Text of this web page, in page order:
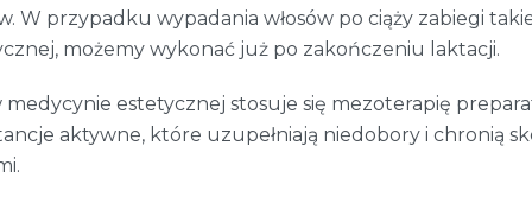
W przypadku wypadania włosów po ciąży zabiegi
możemy wykonać już po zakończeniu laktacji.
medycynie estetycznej stosuje się mezoterapię
aktywne, które uzupełniają niedobory i chronią